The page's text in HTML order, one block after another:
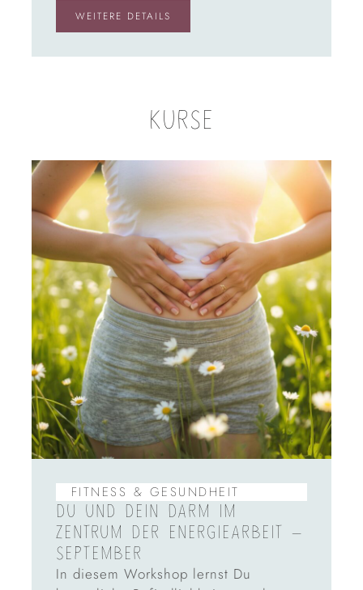
WEITERE DETAILS
KURSE
FITNESS & GESUNDHEIT
DU UND DEIN DARM IM
ZENTRUM DER ENERGIEARBEIT –
SEPTEMBER
In diesem Workshop lernst Du